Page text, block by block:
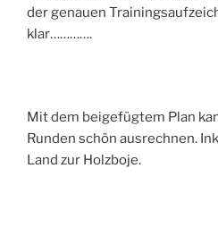
der genauen
klar………….
Mit dem beigefügtem Plan
Runden schön ausrechnen.
Land zur Holzboje.